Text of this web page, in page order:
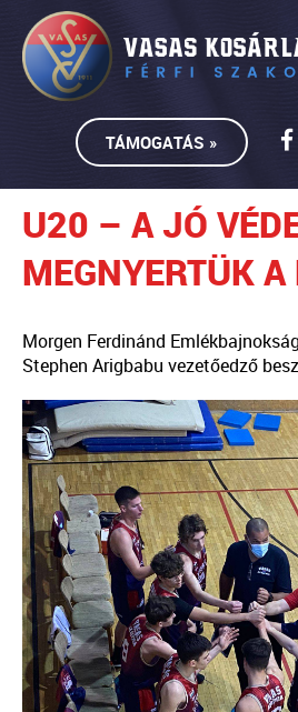
TÁMOGATÁS »
U20 – A JÓ
MEGNYERTÜK
Morgen Ferdinánd
Stephen Arigbabu vezetőedző